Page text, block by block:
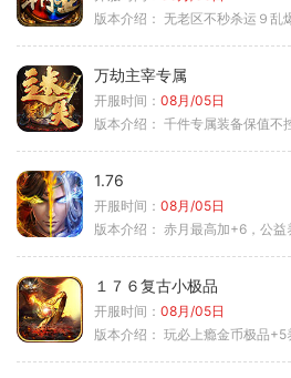
版本介绍： 无老区不秒杀运９乱
万劫主宰专属
开服时间： 08月/05日
版本介绍： 千件专属装备保值不
1.76
开服时间： 08月/05日
版本介绍： 赤月最高加+6，公益养老
１７６复古小极品
开服时间： 08月/05日
版本介绍： 玩必上瘾金币极品+5